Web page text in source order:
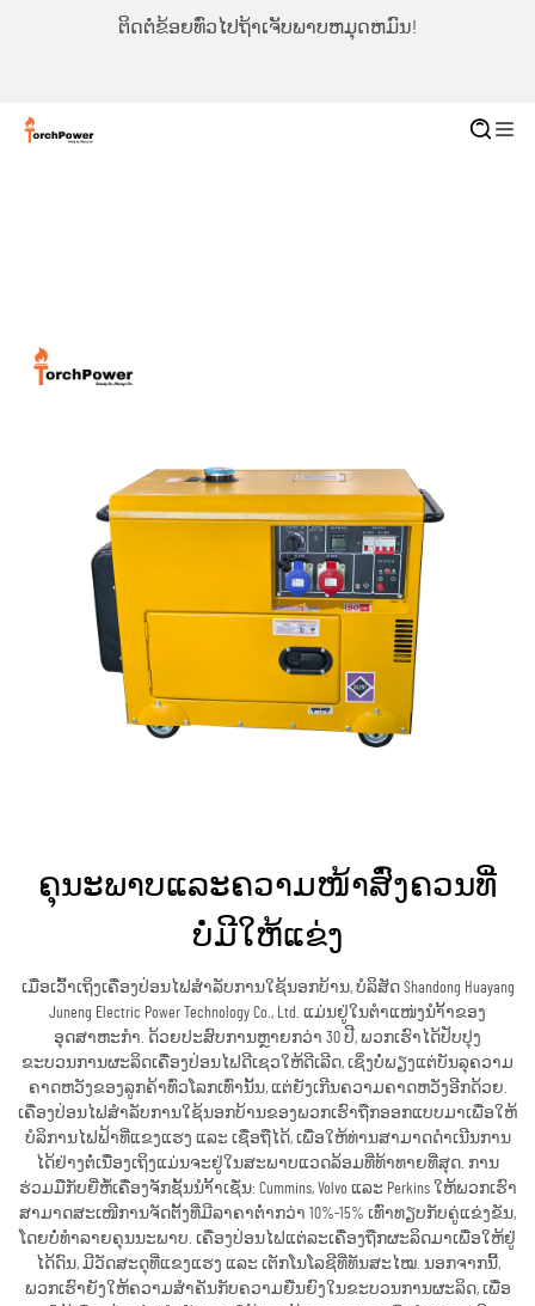
ຕິດຕໍ່ຂ້ອຍທົ່ວໄປຖ້າເຈັບພາບຫມຸດຫມົນ!
ຄຸນະພາບແລະຄວາມໜ້າສົ່ງຄວນທີ່
ບໍ່ມີໃຫ້ແຂ່ງ
ເມື່ອເວົ້າເຖິງເຄື່ອງປ່ອນໄຟສຳລັບການໃຊ້ນອກບ້ານ, ບໍລິສັດ Shandong Huayang
Juneng Electric Power Technology Co., Ltd. ແມ່ນຢູ່ໃນຕຳແໜ່ງນຳ້້າຂອງ
ອຸດສາຫະກຳ. ດ້ວຍປະສົບການຫຼາຍກວ່າ 30 ປີ, ພວກເຮົາໄດ້ປັບປຸງ
ຂະບວນການຜະລິດເຄື່ອງປ່ອນໄຟດີເຊວໃຫ້ດີເລີດ, ເຊິ່ງບໍ່ພຽງແຕ່ບັນລຸຄວາມ
ຄາດຫວັງຂອງລູກຄ້າທົ່ວໂລກເທົ່ານັ້ນ, ແຕ່ຍັງເກີນຄວາມຄາດຫວັງອີກດ້ວຍ.
ເຄື່ອງປ່ອນໄຟສຳລັບການໃຊ້ນອກບ້ານຂອງພວກເຮົາຖືກອອກແບບມາເພື່ອໃຫ້
ບໍລິການໄຟຟ້າທີ່ແຂງແຮງ ແລະ ເຊື່ອຖືໄດ້, ເພື່ອໃຫ້ທ່ານສາມາດດຳເນີນການ
ໄດ້ຢ່າງຕໍ່ເນື່ອງເຖິງແມ່ນຈະຢູ່ໃນສະພາບແວດລ້ອມທີ່ທ້າທາຍທີ່ສຸດ. ການ
ຮ່ວມມືກັບຍີ່ຫໍ້ເຄື່ອງຈັກຊັ້ນນຳ້້າເຊັ່ນ: Cummins, Volvo ແລະ Perkins ໃຫ້ພວກເຮົາ
ສາມາດສະເໜີການຈັດຕັ້ງທີ່ມີລາຄາຕ່ຳກວ່າ 10%-15% ເທົ່າທຽບກັບຄູ່ແຂ່ງຂັນ,
ໂດຍບໍ່ທຳລາຍຄຸນນະພາບ. ເຄື່ອງປ່ອນໄຟແຕ່ລະເຄື່ອງຖືກຜະລິດມາເພື່ອໃຫ້ຢູ່
ໄດ້ດົນ, ມີວັດສະດຸທີ່ແຂງແຮງ ແລະ ເຕັກໂນໂລຊີທີ່ທັນສະໄໝ. ນອກຈາກນີ້,
ພວກເຮົາຍັງໃຫ້ຄວາມສຳຄັນກັບຄວາມຍືນຍົງໃນຂະບວນການຜະລິດ, ເພື່ອ